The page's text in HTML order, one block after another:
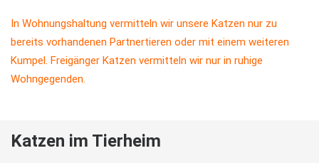
In Wohnungshaltung vermitteln wir unsere Katzen nur zu
bereits vorhandenen Partnertieren oder mit einem weiteren
Kumpel. Freigänger Katzen vermitteln wir nur in ruhige
Wohngegenden.
Katzen im Tierheim